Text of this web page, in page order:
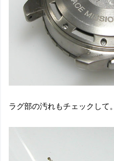
ラグ部の汚れもチェックして。